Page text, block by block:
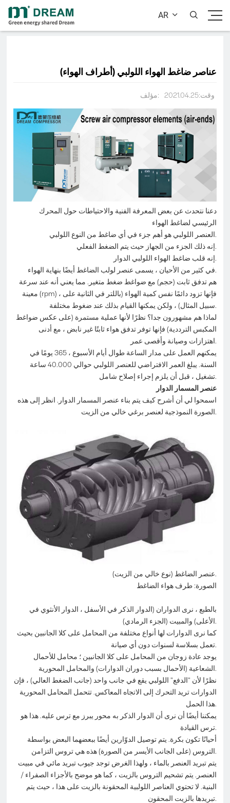
AR  
عناصر ضاغط الهواء اللولبي (أطراف الهواء)
مؤلف: وقت:2021.04.25
دعنا نتحدث عن بعض المعرفة الفنية والاحتياطات حول المحرك
الرئيسي لضاغط الهواء
العنصر اللولبي هو أهم جزء في أي ضاغط من النوع اللولبي.
إنه ذلك الجزء من الجهاز حيث يتم الضغط الفعلي.
إنه قلب ضاغط الهواء اللولبي الدوار.
في كثير من الأحيان ، يسمى عنصر لولب الضاغط أيضًا بنهاية الهواء.
هم تدفق ثابت (حجم) مع ضواغط ضغط متغير. مما يعني أنه عند سرعة
معينة (rpm) ، فإنها تزود دائمًا نفس كمية الهواء (باللتر في الثانية على
سبيل المثال) ، ولكن يمكنها القيام بذلك عند ضغوط مختلفة.
لماذا هم مشهورون جدا؟ نظرًا لأنها عملية مستمرة (على عكس ضواغط
المكبس الترددية) فإنها توفر تدفق هواء ثابتًا غير نابض ، مع أدنى
اهتزازات وصيانة وأقصى عمر.
يمكنهم العمل على مدار الساعة طوال أيام الأسبوع ، 365 يومًا في
السنة. يبلغ العمر الافتراضي للعنصر اللولبي حوالي 40.000 ساعة
تشغيل ، قبل أن يلزم إجراء إصلاح شامل.
عنصر المسمار الدوار
اسمحوا لي أن أشرح كيف يتم بناء عنصر المسمار الدوار. انظر إلى هذه
الصورة النموذجية لعنصر برغي خالي من الزيت.
عنصر الضاغط (نوع خالي من الزيت).
الصورة: طرف هواء الضاغط
بالطبع ، نرى الدواران (الدوار الذكر في الأسفل ، الدوار الأنثوي في
الأعلى) والمبيت (الجزء الرمادي).
كما نرى الدوارات لها أنواع مختلفة من المحامل على كلا الجانبين بحيث
تعمل بسلاسة لسنوات دون أي صيانة.
يوجد عادة زوجان من المحامل على كلا الجانبين ؛ محامل للأحمال
الشعاعية (الأحمال بسبب دوران الدوارات) والمحامل المحورية.
نظرًا لأن "الدفع" اللولبي يقع في جانب واحد (جانب الضغط العالي) ، فإن
الدوارات تريد التحرك إلى الاتجاه المعاكس. تتحمل المحامل المحورية
هذا الحمل.
يمكننا أيضًا أن نرى أن الدوار الذكر به محور يبرز مع ترس عليه. هذا هو
ترس القيادة.
أحيانًا تكون بكرة. يتم توصيل الدوّارين أيضًا ببعضهما البعض بواسطة
التروس (على الجانب الأيسر من الصورة) هذه هي تروس التزامن.
يتم تبريد العنصر بالماء ، ولهذا الغرض توجد جيوب تبريد مائي في مبيت
العنصر. يتم تشحيم التروس بالزيت ، كما هو موضح بالأجزاء الصفراء /
البنية. لا تحتوي العناصر اللولبية المحقونة بالزيت على هذا ، حيث يتم
تبريدها بالزيت المحقون.